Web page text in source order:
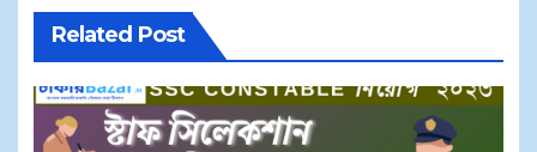
Related Post